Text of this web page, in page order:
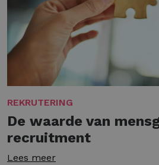
REKRUTERING
De waarde van
recruitment
Lees meer